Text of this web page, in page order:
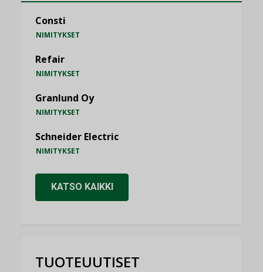
Consti
NIMITYKSET
Refair
NIMITYKSET
Granlund Oy
NIMITYKSET
Schneider Electric
NIMITYKSET
KATSO KAIKKI
TUOTEUUTISET